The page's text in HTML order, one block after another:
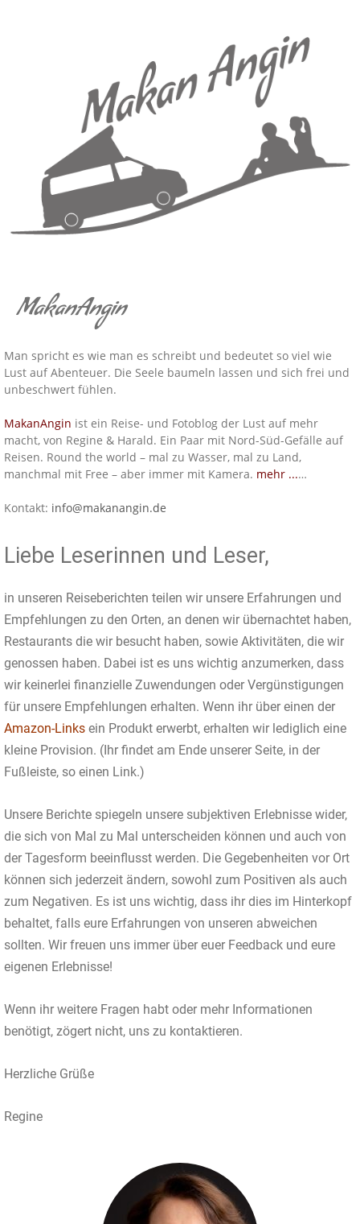
MakanAngin
Man spricht es wie man es schreibt und bedeutet so viel wie
Lust auf Abenteuer. Die Seele baumeln lassen und sich frei und
unbeschwert fühlen.
MakanAngin ist ein Reise- und Fotoblog der Lust auf mehr
macht, von Regine & Harald. Ein Paar mit Nord-Süd-Gefälle auf
Reisen. Round the world – mal zu Wasser, mal zu Land,
manchmal mit Free – aber immer mit Kamera. mehr ...…
Kontakt: info@makanangin.de
Liebe Leserinnen und Leser,
in unseren Reiseberichten teilen wir unsere Erfahrungen und
Empfehlungen zu den Orten, an denen wir übernachtet haben,
Restaurants die wir besucht haben, sowie Aktivitäten, die wir
genossen haben. Dabei ist es uns wichtig anzumerken, dass
wir keinerlei finanzielle Zuwendungen oder Vergünstigungen
für unsere Empfehlungen erhalten. Wenn ihr über einen der
Amazon-Links ein Produkt erwerbt, erhalten wir lediglich eine
kleine Provision. (Ihr findet am Ende unserer Seite, in der
Fußleiste, so einen Link.)
Unsere Berichte spiegeln unsere subjektiven Erlebnisse wider,
die sich von Mal zu Mal unterscheiden können und auch von
der Tagesform beeinflusst werden. Die Gegebenheiten vor Ort
können sich jederzeit ändern, sowohl zum Positiven als auch
zum Negativen. Es ist uns wichtig, dass ihr dies im Hinterkopf
behaltet, falls eure Erfahrungen von unseren abweichen
sollten. Wir freuen uns immer über euer Feedback und eure
eigenen Erlebnisse!
Wenn ihr weitere Fragen habt oder mehr Informationen
benötigt, zögert nicht, uns zu kontaktieren.
Herzliche Grüße
Regine